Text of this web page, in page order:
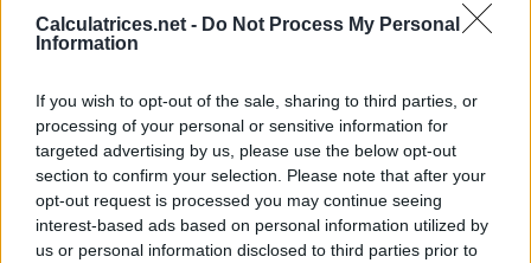
Calculatrices.net - Do Not Process My Personal
Information
If you wish to opt-out of the sale, sharing to third parties, or
processing of your personal or sensitive information for
targeted advertising by us, please use the below opt-out
section to confirm your selection. Please note that after your
opt-out request is processed you may continue seeing
interest-based ads based on personal information utilized by
us or personal information disclosed to third parties prior to
N'oubliez pas que l'IMC calculé de cette manière n'est
toujours affecté par le physique, la musculature et d'autres
facteurs possibles.
Comparez le résultat au résultat calculé traditionnellement
IMC.